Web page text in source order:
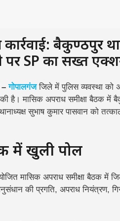
बैकुण्ठपुर
पर SP का सख्त
गोपालगंज जिले में पुलिस व्यवस्था को
है। मासिक अपराध समीक्षा बैठक में
सुभाष कुमार पासवान को
में खुली पोल
मासिक अपराध समीक्षा बैठक में
की प्रगति, अपराध नियंत्रण,